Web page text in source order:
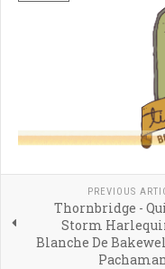
PREVIOUS
Thornbridge -
Storm
Blanche De